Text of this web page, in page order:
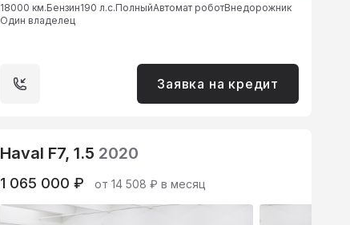
18000 км.Бензин190 л.с.ПолныйАвтомат роботВнедорожник
Один владелец
Заявка на кредит
Haval F7, 1.5 2020
1 065 000 ₽ от 14 508 ₽ в месяц